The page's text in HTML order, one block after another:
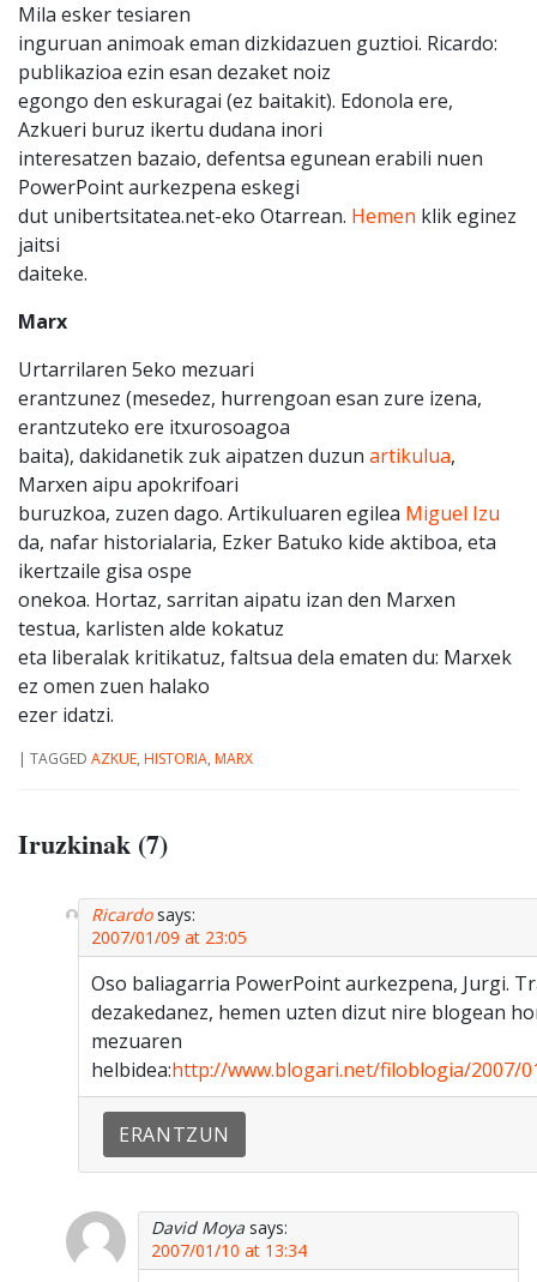
Mila esker tesiaren
inguruan animoak eman dizkidazuen guztioi. Ricardo:
publikazioa ezin esan dezaket noiz
egongo den eskuragai (ez baitakit). Edonola ere,
Azkueri buruz ikertu dudana inori
interesatzen bazaio, defentsa egunean erabili nuen
PowerPoint aurkezpena eskegi
dut unibertsitatea.net-eko Otarrean. Hemen klik eginez
jaitsi
daiteke.
Marx
Urtarrilaren 5eko mezuari
erantzunez (mesedez, hurrengoan esan zure izena,
erantzuteko ere itxurosoagoa
baita), dakidanetik zuk aipatzen duzun artikulua,
Marxen aipu apokrifoari
buruzkoa, zuzen dago. Artikuluaren egilea Miguel Izu
da, nafar historialaria, Ezker Batuko kide aktiboa, eta
ikertzaile gisa ospe
onekoa. Hortaz, sarritan aipatu izan den Marxen
testua, karlisten alde kokatuz
eta liberalak kritikatuz, faltsua dela ematen du: Marxek
ez omen zuen halako
ezer idatzi.
| TAGGED AZKUE, HISTORIA, MARX
Iruzkinak (7)
Ricardo says:
2007/01/09 at 23:05
Oso baliagarria PowerPoint aurkezpena, Jurgi.
dezakedanez, hemen uzten dizut nire blogean
mezuaren
helbidea:http://www.blogari.net/filoblogia/2007/
ERANTZUN
David Moya says:
2007/01/10 at 13:34